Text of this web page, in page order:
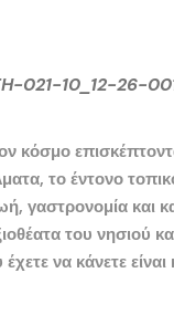
021-10_12-26-
κόσμο
το έντονο τοπι
, γαστρονομία και
του νησιού
έχετε να κάνετε